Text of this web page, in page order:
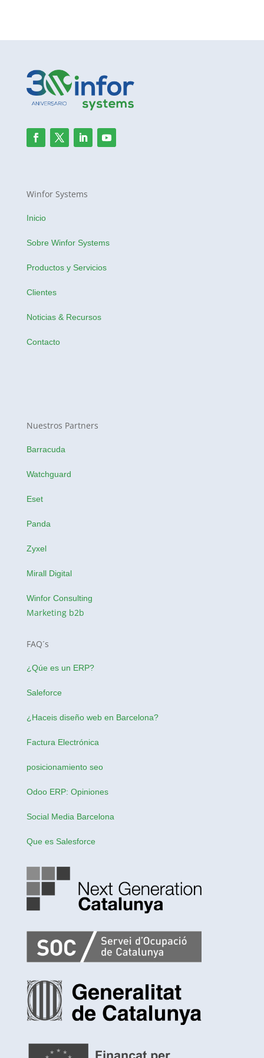
Winfor Systems
Inicio
Sobre Winfor Systems
Productos y Servicios
Clientes
Noticias & Recursos
Contacto
Nuestros Partners
Barracuda
Watchguard
Eset
Panda
Zyxel
Mirall Digital
Winfor Consulting
Marketing b2b
FAQ´s
¿Qúe es un ERP?
Saleforce
¿Haceis diseño web en Barcelona?
Factura Electrónica
posicionamiento seo
Odoo ERP: Opiniones
Social Media Barcelona
Que es Salesforce